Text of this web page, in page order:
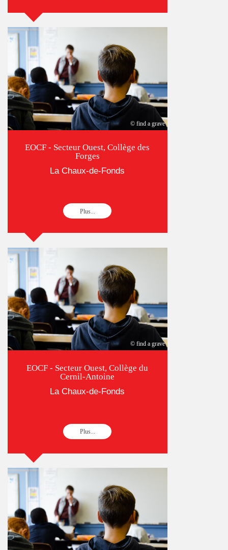
© find a grave
EOCF - Secteur Ouest, Collège des
Forges
La Chaux-de-Fonds
Plus...
© find a grave
EOCF - Secteur Ouest, Collège du
Cernil-Antoine
La Chaux-de-Fonds
Plus...